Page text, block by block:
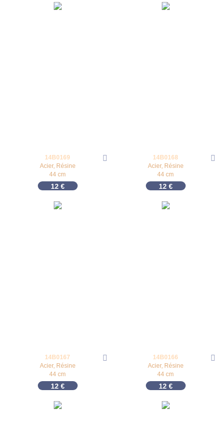
14B0169
Acier, Résine
44 cm
12 €
14B0168
Acier, Résine
44 cm
12 €
14B0167
Acier, Résine
44 cm
12 €
14B0166
Acier, Résine
44 cm
12 €